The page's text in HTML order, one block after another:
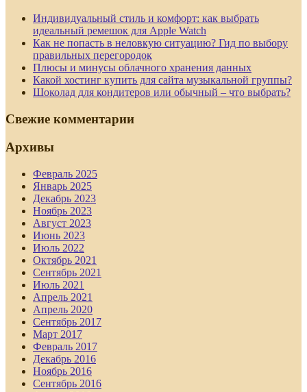
Индивидуальный стиль и комфорт: как выбрать
идеальный ремешок для Apple Watch
Как не попасть в неловкую ситуацию? Гид по выбору
правильных перегородок
Плюсы и минусы облачного хранения данных
Какой хостинг купить для сайта музыкальной группы?
Шоколад для кондитеров или обычный – что выбрать?
Свежие комментарии
Архивы
Февраль 2025
Январь 2025
Декабрь 2023
Ноябрь 2023
Август 2023
Июнь 2023
Июль 2022
Октябрь 2021
Сентябрь 2021
Июль 2021
Апрель 2021
Апрель 2020
Сентябрь 2017
Март 2017
Февраль 2017
Декабрь 2016
Ноябрь 2016
Сентябрь 2016